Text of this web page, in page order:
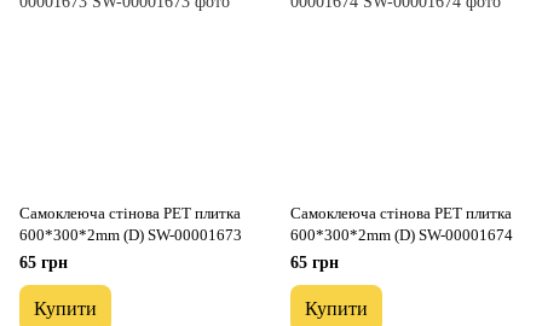
Самоклеюча стінова PET плитка
600*300*2mm (D) SW-00001673
65 грн
Купити
Самоклеюча стінова PET плитка
600*300*2mm (D) SW-00001674
65 грн
Купити